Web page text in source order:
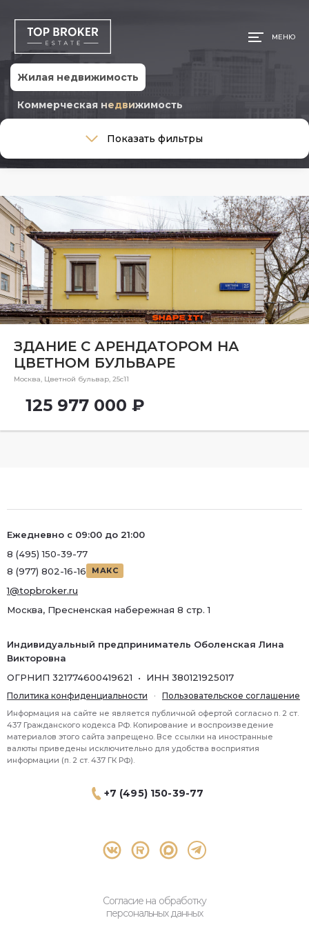
МЕНЮ
Жилая недвижимость
Коммерческая недвижимость
Тип сделки
Тип недвижимости
Ремонт
Ремонт
Район
Район
Метро
Метро
Количество комнат
Показать фильтры
ЗДАНИЕ С АРЕНДАТОРОМ НА
ЦВЕТНОМ БУЛЬВАРЕ
Москва, Цветной бульвар, 25с11
125 977 000 ₽
+7 (495) 150-39-77
Согласие на обработку
персональных данных
Ежедневно с 09:00 до 21:00
8 (495) 150-39-77
8 (977) 802-16-16
МАКС
1@topbroker.ru
Москва, Пресненская набережная 8 стр. 1
Индивидуальный предприниматель Оболенская Лина
Викторовна
ОГРНИП 321774600419621 • ИНН 380121925017
Политика конфиденциальности · Пользовательское соглашение
Информация на сайте не является публичной офертой согласно п. 2 ст.
437 Гражданского кодекса РФ. Копирование и воспроизведение
материалов этого сайта запрещено. Все ссылки на иностранные
валюты приведены исключительно для удобства восприятия
информации (п. 2 ст. 437 ГК РФ).